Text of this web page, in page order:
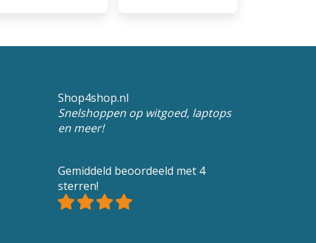
Shop4shop.nl
Snelshoppen op witgoed, laptops
en meer!
Gemiddeld beoordeeld met 4
sterren!